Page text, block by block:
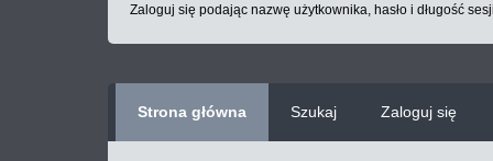
Zaloguj się podając nazwę użytkownika, hasło i długość
Strona główna Szukaj Zaloguj się